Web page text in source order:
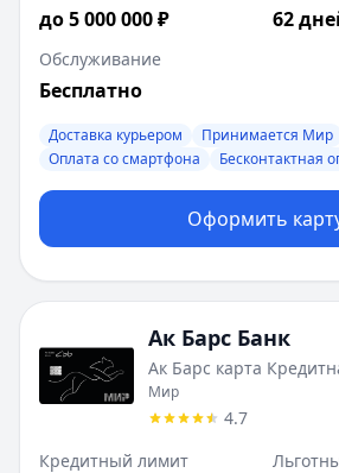
до 5 000 000 ₽ 62
Обслуживание
Бесплатно
Доставка курьером
Принимается Мир
Оплата со смартфона
Бесконтактная
Оформить
Ак Барс Банк
Ак Барс карта
Мир
4.7
Кредитный лимит